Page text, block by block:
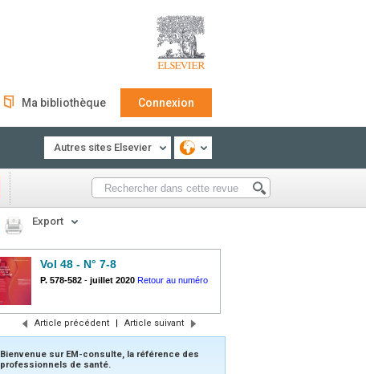
Ma bibliothèque Connexion
Autres sites Elsevier
Export
Vol 48 - N° 7-8
P. 578-582 - juillet 2020 Retour au numéro
Article précédent | Article suivant
Bienvenue sur EM-consulte, la référence des
professionnels de santé.